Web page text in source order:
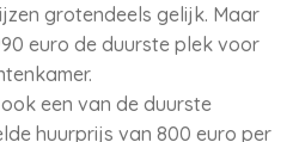
grotendeels gelijk. Maar
euro de duurste plek voor
een van de duurste
huurprijs van 800 euro per